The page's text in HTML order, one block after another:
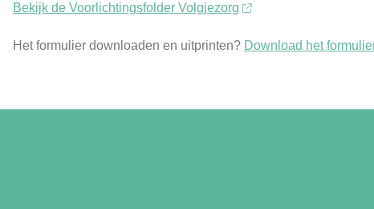
Bekijk de Voorlichtingsfolder Volgjezorg
Het formulier downloaden en uitprinten? Download het